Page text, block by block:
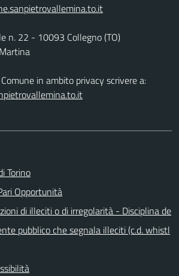
n. 22 - 10093 Collegno (TO)
in ambito privacy scrivere a:
Torino
Opportunità
di illeciti o di irregolarità - Disciplina de
pubblico che segnala illeciti (c.d. whistl